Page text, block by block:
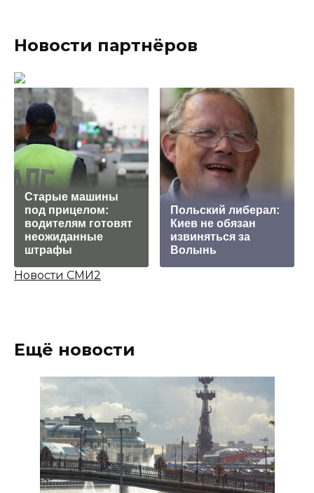
Новости партнёров
Старые машины
под прицелом:
водителям готовят
неожиданные
штрафы
Польский либерал:
Киев не обязан
извиняться за
Волынь
Новости СМИ2
Ещё новости